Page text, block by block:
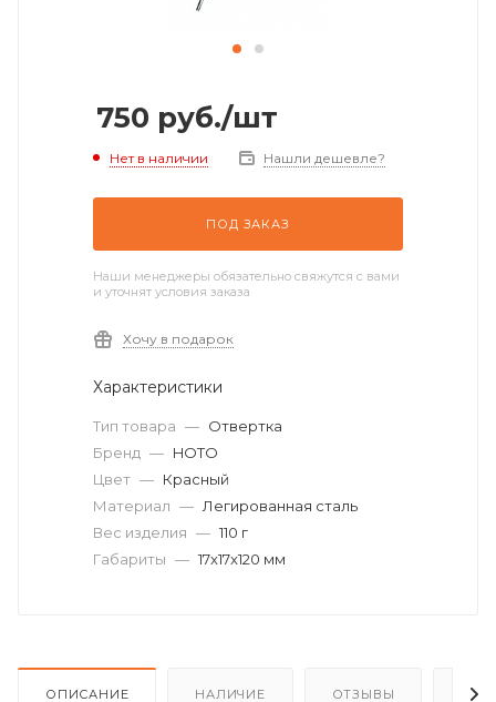
750 руб./шт
Нет в наличии Нашли дешевле?
ПОД ЗАКАЗ
Наши менеджеры обязательно свяжутся с вами
и уточнят условия заказа
Хочу в подарок
Характеристики
Тип товара — Отвертка
Бренд — HOTO
Цвет — Красный
Материал — Легированная сталь
Вес изделия — 110 г
Габариты — 17x17x120 мм
ОПИСАНИЕ НАЛИЧИЕ ОТЗЫВЫ